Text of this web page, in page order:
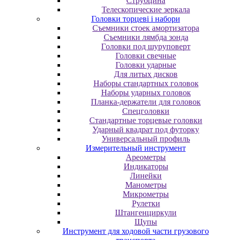
Телескопические зеркала
Головки торцеві і набори
Cъeмники cтoeк aмopтизaтopa
Cъeмники лямбдa зoндa
Гoлoвки пoд шуpупoвepт
Головки свечные
Головки ударные
Для литых дисков
Наборы стандартных головок
Наборы ударных головок
Планка-держатели для головок
Спецголовки
Стандартные торцевые головки
Ударный квадрат под футорку
Универсальный профиль
Измерительный инструмент
Ареометры
Индикаторы
Линейки
Манометры
Микрометры
Рулетки
Штангенциркули
Щупы
Инструмент для ходовой части грузового